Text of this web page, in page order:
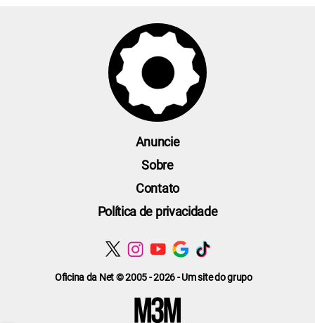
Oficina da Net © 2005 - 2026 - Um site do grupo
Anuncie
Sobre
Contato
Política de privacidade